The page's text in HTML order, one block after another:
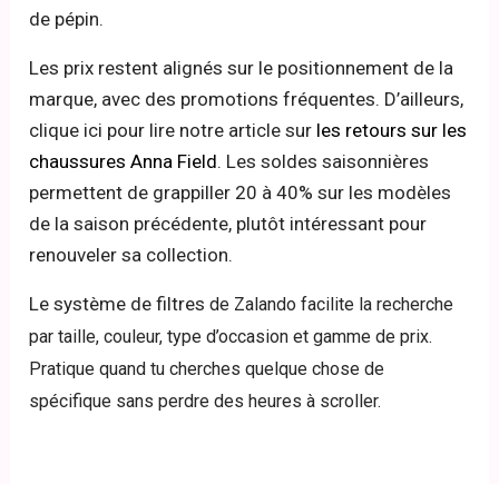
de pépin.
Les prix restent alignés sur le positionnement de la
marque, avec des promotions fréquentes. D’ailleurs,
clique ici pour lire notre article sur les retours sur les
chaussures Anna Field. Les soldes saisonnières
permettent de grappiller 20 à 40% sur les modèles
de la saison précédente, plutôt intéressant pour
renouveler sa collection.
Le système de filtres de Zalando facilite la recherche
par taille, couleur, type d’occasion et gamme de prix.
Pratique quand tu cherches quelque chose de
spécifique sans perdre des heures à scroller.